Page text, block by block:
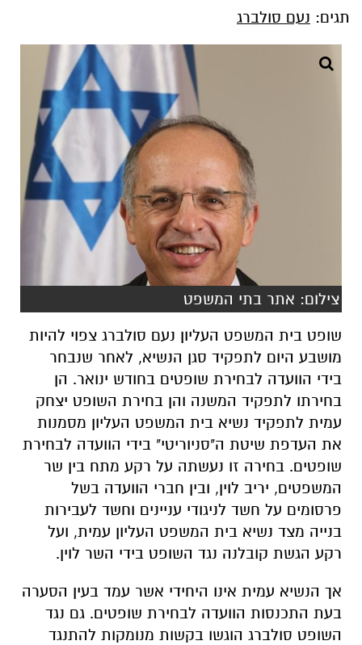
תגים: נעם סולברג
צילום: אתר בתי המשפט
שופט בית המשפט העליון נעם סולברג צפוי להיות
מושבע היום לתפקיד סגן הנשיא, לאחר שנבחר
בידי הוועדה לבחירת שופטים בחודש ינואר. הן
בחירתו לתפקיד המשנה והן בחירת השופט יצחק
עמית לתפקיד נשיא בית המשפט העליון מסמנות
את העדפת שיטת ה"סניוריטי" בידי הוועדה לבחירת
שופטים. בחירה זו נעשתה על רקע מתח בין שר
המשפטים, יריב לוין, ובין חברי הוועדה בשל
פרסומים על חשד לניגודי עניינים וחשד לעבירות
בנייה מצד נשיא בית המשפט העליון עמית, ועל
רקע הגשת קובלנה נגד השופט בידי השר לוין.
אך הנשיא עמית אינו היחידי אשר עמד בעין הסערה
בעת התכנסות הוועדה לבחירת שופטים. גם נגד
השופט סולברג הוגשו בקשות מנומקות להתנגד